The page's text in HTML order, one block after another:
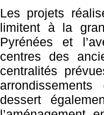
Les projets
limitent à la
Pyrénées et
centres des
centralités
dessert